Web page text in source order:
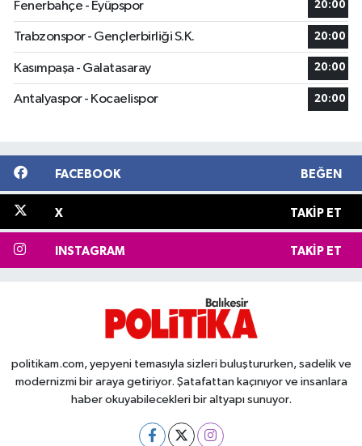
Fenerbahçe - Eyüpspor 20:00
Trabzonspor - Gençlerbirliği S.K. 20:00
Kasımpaşa - Galatasaray 20:00
Antalyaspor - Kocaelispor 20:00
FACEBOOK BEĞEN
X TAKIP ET
INSTAGRAM TAKIP ET
politikam.com, yepyeni temasıyla sizleri buluştururken, sadelik ve
modernizmi bir araya getiriyor. Şatafattan kaçınıyor ve insanlara
haber okuyabilecekleri bir altyapı sunuyor.